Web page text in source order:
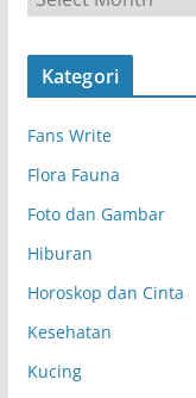
s
Kategori
Fans Write
Flora Fauna
Foto dan Gambar
Hiburan
Horoskop dan Cinta
Kesehatan
Kucing